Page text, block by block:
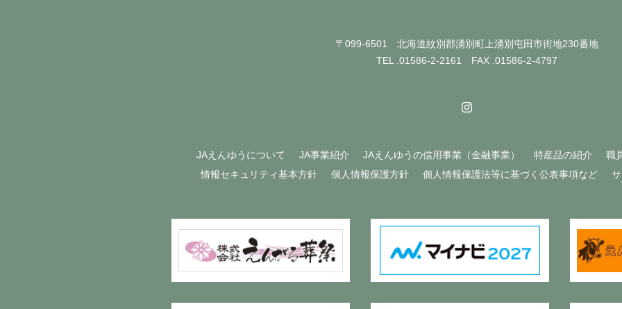
〒099-6501 北海道紋別郡湧別町上湧別屯田市街地230番地
TEL .01586-2-2161 FAX .01586-2-4797
JAえんゆうについて JA事業紹介 JAえんゆうの信用事業（金融事業） 特産品の紹介
職
情報セキュリティ基本方針
個人情報保護方針 個人情報保護法等に基づく公表事項など